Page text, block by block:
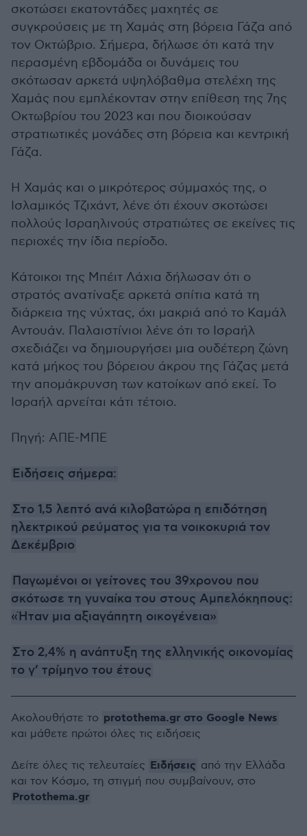
σκοτώσει εκατοντάδες μαχητές σε
συγκρούσεις με τη Χαμάς στη βόρεια Γάζα από
τον Οκτώβριο. Σήμερα, δήλωσε ότι κατά την
περασμένη εβδομάδα οι δυνάμεις του
σκότωσαν αρκετά υψηλόβαθμα στελέχη της
Χαμάς που εμπλέκονταν στην επίθεση της 7ης
Οκτωβρίου του 2023 και που διοικούσαν
στρατιωτικές μονάδες στη βόρεια και κεντρική
Γάζα.
Η Χαμάς και ο μικρότερος σύμμαχός της, ο
Ισλαμικός Τζιχάντ, λένε ότι έχουν σκοτώσει
πολλούς Ισραηλινούς στρατιώτες σε εκείνες τις
περιοχές την ίδια περίοδο.
Κάτοικοι της Μπέιτ Λάχια δήλωσαν ότι ο
στρατός ανατίναξε αρκετά σπίτια κατά τη
διάρκεια της νύχτας, όχι μακριά από το Καμάλ
Αντουάν. Παλαιστίνιοι λένε ότι το Ισραήλ
σχεδιάζει να δημιουργήσει μια ουδέτερη ζώνη
κατά μήκος του βόρειου άκρου της Γάζας μετά
την απομάκρυνση των κατοίκων από εκεί. Το
Ισραήλ αρνείται κάτι τέτοιο.
Πηγή: ΑΠΕ-ΜΠΕ
Ειδήσεις σήμερα:
Στο 1,5 λεπτό ανά κιλοβατώρα η επιδότηση
ηλεκτρικού ρεύματος για τα νοικοκυριά τον
Δεκέμβριο
Παγωμένοι οι γείτονες του 39χρονου που
σκότωσε τη γυναίκα του στους Αμπελόκηπους:
«Ήταν μια αξιαγάπητη οικογένεια»
Στο 2,4% η ανάπτυξη της ελληνικής οικονομίας
το γ’ τρίμηνο του έτους
Ακολουθήστε το protothema.gr στο Google News
και μάθετε πρώτοι όλες τις ειδήσεις
Δείτε όλες τις τελευταίες Ειδήσεις από την Ελλάδα
και τον Κόσμο, τη στιγμή που συμβαίνουν, στο
Protothema.gr